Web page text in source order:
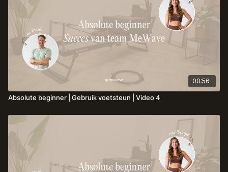
00:56
Absolute beginner | Gebruik voetsteun | Video 4